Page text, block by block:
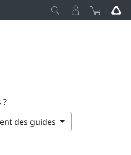
?
des guides